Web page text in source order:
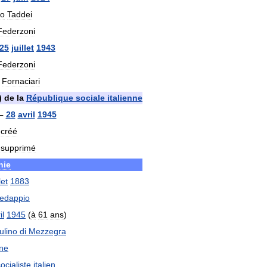
Taddei
25 juillet 1943
Fornaciari
de la République sociale italienne
28 avril 1945
créé
supprimé
1883
1945 (à 61 ans)
di Mezzegra
italien